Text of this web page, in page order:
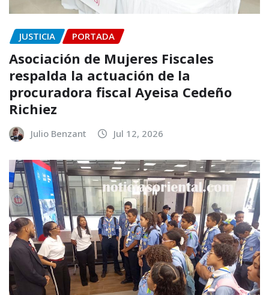
JUSTICIA PORTADA
Asociación de Mujeres Fiscales
respalda la actuación de la
procuradora fiscal Ayeisa Cedeño
Richiez
Julio Benzant Jul 12, 2026